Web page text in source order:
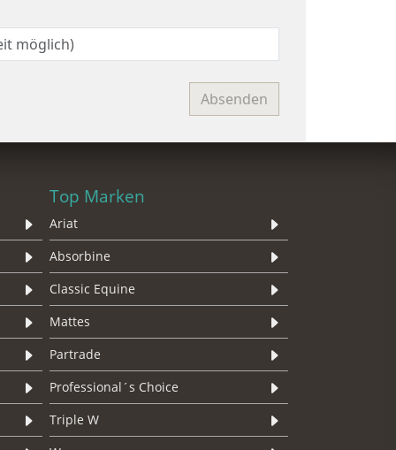
Top Marken
Ariat
Absorbine
Classic Equine
Mattes
Partrade
Professional´s Choice
Triple W